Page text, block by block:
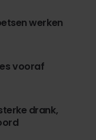
werken
vooraf
drank,